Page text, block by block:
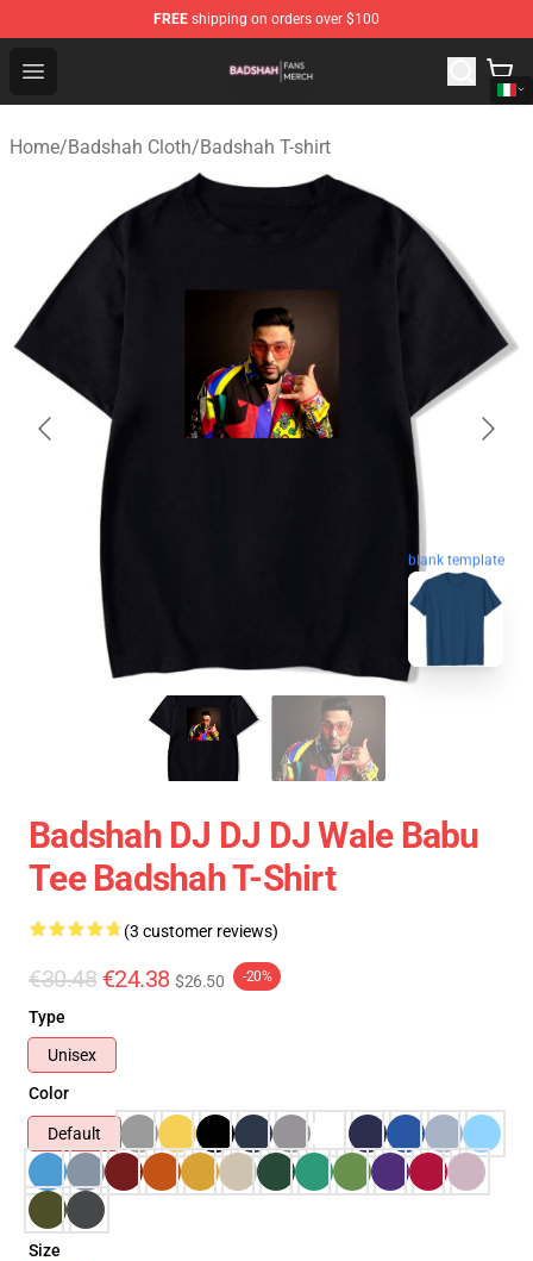
FREE shipping on orders over $100
Open menu
Badshah Shop - Official Badshah Merchandise Store
Home/Badshah Cloth/Badshah T-shirt
blank template
Badshah DJ DJ DJ Wale Babu
Tee Badshah T-Shirt
(3 customer reviews)
€30.48 €24.38 $26.50 -20%
Type
Unisex
Color
Default
Size